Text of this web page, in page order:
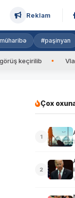
Reklam
#paşinyan
Vladimir
Çox
1
2